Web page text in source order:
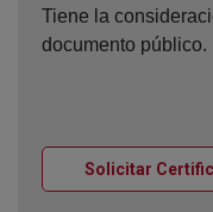
Tiene la
documento público.
Solicitar